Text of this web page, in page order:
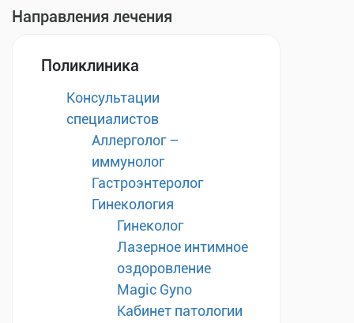
Направления лечения
Поликлиника
Консультации
специалистов
Аллерголог –
иммунолог
Гастроэнтеролог
Гинекология
Гинеколог
Лазерное интимное
оздоровление
Magic Gyno
Кабинет патологии